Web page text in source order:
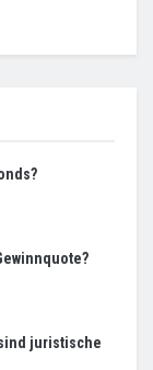
juristische